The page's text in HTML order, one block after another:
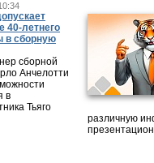
40-летнего
в сборную
сборной
Анчелотти
в
Тьяго
различную